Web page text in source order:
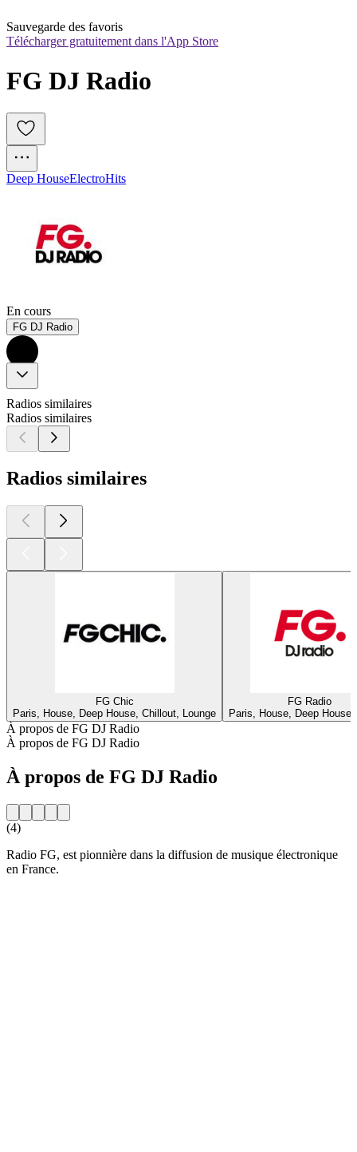
Sauvegarde des favoris
Télécharger gratuitement dans l'App Store
FG DJ Radio
Deep HouseElectroHits
En cours
FG DJ Radio
Radios similaires
Radios similaires
Radios similaires
FG Chic
Paris, House, Deep House, Chillout, Lounge
FG Radio
Paris, House, Deep
À propos de FG DJ Radio
À propos de FG DJ Radio
À propos de FG DJ Radio
(4)
Radio FG, est pionnière dans la diffusion de musique électronique
en France.